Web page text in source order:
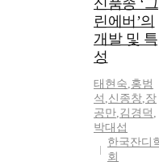
신품종 ‘그
린에버’의
개발 및 특
성
태현숙,홍범
석 ,신종창,장
공만,김경덕 ,
박대섭
한국잔디
회